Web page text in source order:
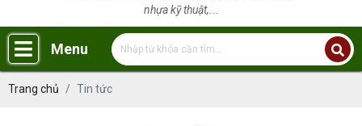
nhựa kỹ thuật,...
Menu
Trang chủ Tin tức